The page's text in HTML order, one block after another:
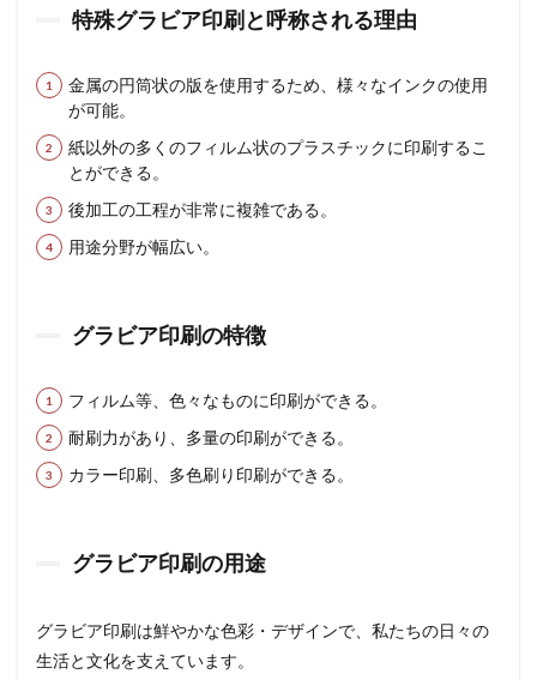
特殊グラビア印刷と呼称される理由
金属の円筒状の版を使用するため、様々なインクの使用
が可能。
紙以外の多くのフィルム状のプラスチックに印刷するこ
とができる。
後加工の工程が非常に複雑である。
用途分野が幅広い。
グラビア印刷の特徴
フィルム等、色々なものに印刷ができる。
耐刷力があり、多量の印刷ができる。
カラー印刷、多色刷り印刷ができる。
グラビア印刷の用途
グラビア印刷は鮮やかな色彩・デザインで、私たちの日々の
生活と文化を支えています。